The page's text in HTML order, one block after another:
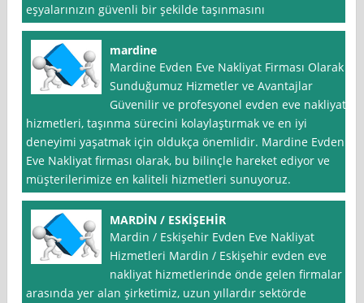
eşyalarınızın güvenli bir şekilde taşınmasını
mardine
Mardine Evden Eve Nakliyat Firması Olarak
Sunduğumuz Hizmetler ve Avantajlar
Güvenilir ve profesyonel evden eve nakliyat
hizmetleri, taşınma sürecini kolaylaştırmak ve en iyi
deneyimi yaşatmak için oldukça önemlidir. Mardine Evden
Eve Nakliyat firması olarak, bu bilinçle hareket ediyor ve
müşterilerimize en kaliteli hizmetleri sunuyoruz.
MARDİN / ESKİŞEHİR
Mardin / Eskişehir Evden Eve Nakliyat
Hizmetleri Mardin / Eskişehir evden eve
nakliyat hizmetlerinde önde gelen firmalar
arasında yer alan şirketimiz, uzun yıllardır sektörde